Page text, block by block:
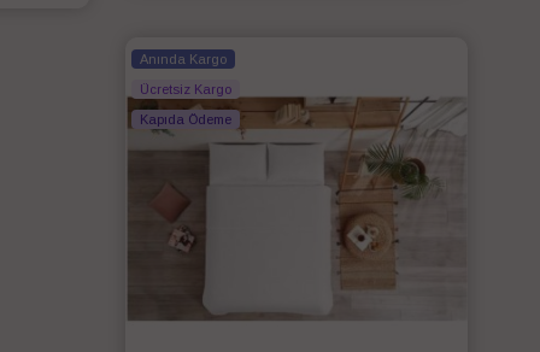
Anında Kargo
Ücretsiz Kargo
Kapıda Ödeme